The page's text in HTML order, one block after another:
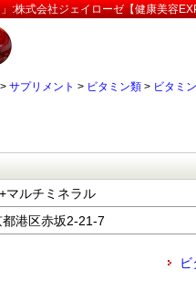
:株式会社ジェイローゼ【健康美容
> サプリメント > ビタミン類 > ビタミ
マルチミネラル
港区赤坂2-21-7